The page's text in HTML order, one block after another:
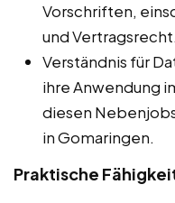
Vorschriften,
und Vertragsrecht.
Verständnis für
ihre Anwendung
diesen
in Gomaringen.
Praktische